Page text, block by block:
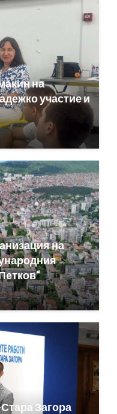
на
участие и
на
Загора